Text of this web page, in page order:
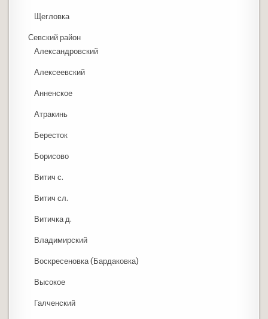
Щегловка
Севский район
Александровский
Алексеевский
Анненское
Атракинь
Бересток
Борисово
Витич с.
Витич сл.
Витичка д.
Владимирский
Воскресеновка (Бардаковка)
Высокое
Галченский